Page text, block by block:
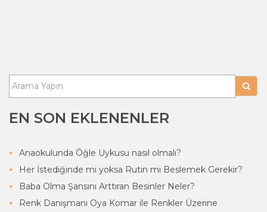
EN SON EKLENENLER
Anaokulunda Öğle Uykusu nasıl olmalı?
Her İstediğinde mi yoksa Rutin mi Beslemek Gerekir?
Baba Olma Şansını Arttıran Besinler Neler?
Renk Danışmanı Oya Komar ile Renkler Üzerine